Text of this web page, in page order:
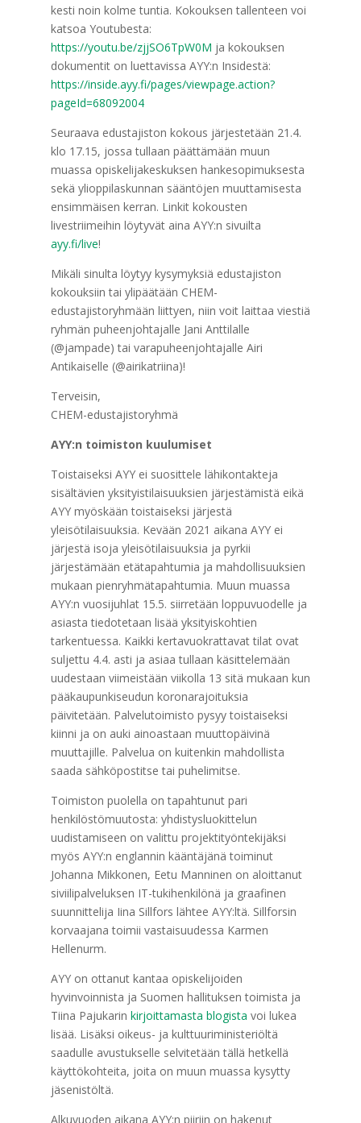
kesti noin kolme tuntia. Kokouksen tallenteen voi
katsoa Youtubesta:
https://youtu.be/zjjSO6TpW0M ja kokouksen
dokumentit on luettavissa AYY:n Insidestä:
https://inside.ayy.fi/pages/viewpage.action?
pageId=68092004
Seuraava edustajiston kokous järjestetään 21.4.
klo 17.15, jossa tullaan päättämään muun
muassa opiskelijakeskuksen hankesopimuksesta
sekä ylioppilaskunnan sääntöjen muuttamisesta
ensimmäisen kerran. Linkit kokousten
livestriimeihin löytyvät aina AYY:n sivuilta
ayy.fi/live!
Mikäli sinulta löytyy kysymyksiä edustajiston
kokouksiin tai ylipäätään CHEM-
edustajistoryhmään liittyen, niin voit laittaa viestiä
ryhmän puheenjohtajalle Jani Anttilalle
(@jampade) tai varapuheenjohtajalle Airi
Antikaiselle (@airikatriina)!
Terveisin,
CHEM-edustajistoryhmä
AYY:n toimiston kuulumiset
Toistaiseksi AYY ei suosittele lähikontakteja
sisältävien yksityistilaisuuksien järjestämistä eikä
AYY myöskään toistaiseksi järjestä
yleisötilaisuuksia. Kevään 2021 aikana AYY ei
järjestä isoja yleisötilaisuuksia ja pyrkii
järjestämään etätapahtumia ja mahdollisuuksien
mukaan pienryhmätapahtumia. Muun muassa
AYY:n vuosijuhlat 15.5. siirretään loppuvuodelle ja
asiasta tiedotetaan lisää yksityiskohtien
tarkentuessa. Kaikki kertavuokrattavat tilat ovat
suljettu 4.4. asti ja asiaa tullaan käsittelemään
uudestaan viimeistään viikolla 13 sitä mukaan kun
pääkaupunkiseudun koronarajoituksia
päivitetään. Palvelutoimisto pysyy toistaiseksi
kiinni ja on auki ainoastaan muuttopäivinä
muuttajille. Palvelua on kuitenkin mahdollista
saada sähköpostitse tai puhelimitse.
Toimiston puolella on tapahtunut pari
henkilöstömuutosta: yhdistysluokittelun
uudistamiseen on valittu projektityöntekijäksi
myös AYY:n englannin kääntäjänä toiminut
Johanna Mikkonen, Eetu Manninen on aloittanut
siviilipalveluksen IT-tukihenkilönä ja graafinen
suunnittelija Iina Sillfors lähtee AYY:ltä. Sillforsin
korvaajana toimii vastaisuudessa Karmen
Hellenurm.
AYY on ottanut kantaa opiskelijoiden
hyvinvoinnista ja Suomen hallituksen toimista ja
Tiina Pajukarin kirjoittamasta blogista voi lukea
lisää. Lisäksi oikeus- ja kulttuuriministeriöltä
saadulle avustukselle selvitetään tällä hetkellä
käyttökohteita, joita on muun muassa kysytty
jäsenistöltä.
Alkuvuoden aikana AYY:n piiriin on hakenut